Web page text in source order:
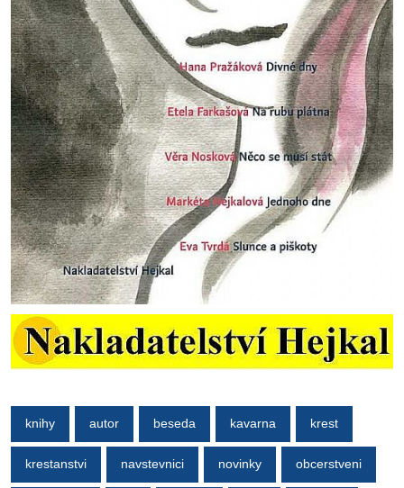
knihy autor beseda kavarna krest
krestanstvi navstevnici novinky obcerstveni